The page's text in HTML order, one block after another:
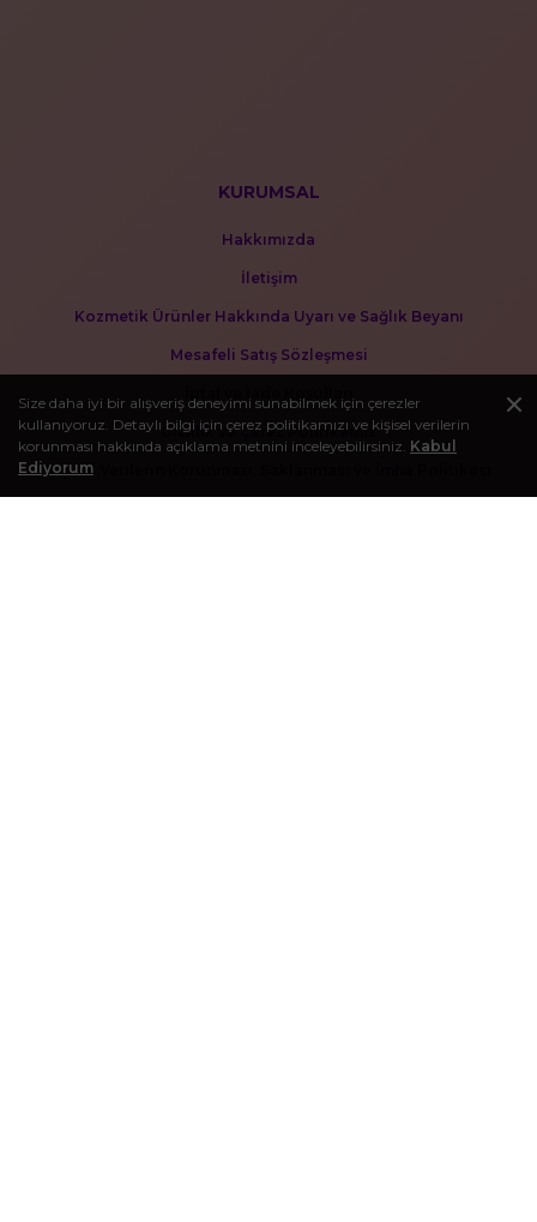
Size daha iyi bir alışveriş deneyimi sunabilmek için çerezler
kullanıyoruz. Detaylı bilgi için çerez politikamızı ve kişisel verilerin
korunması hakkında açıklama metnini inceleyebilirsiniz. Kabul
Ediyorum
KURUMSAL
Hakkımızda
İletişim
Kozmetik Ürünler Hakkında Uyarı ve Sağlık Beyanı
Mesafeli Satış Sözleşmesi
Gizlilik ve Çerez Politikamız
Kişisel Verilerin Korunması, Saklanması ve İmha Politikası